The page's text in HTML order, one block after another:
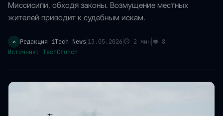
Миссисипи, обходя законы. Возмущение местных
жителей приводит к судебным искам.
✍️ Редакция iTech News 13.05.2026⏱ 2 мин 👁 8
Источник: TechCrunch